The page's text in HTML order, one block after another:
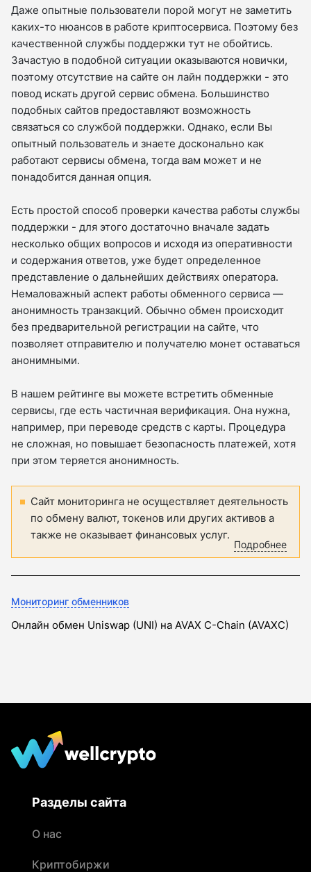
Даже опытные пользователи порой могут не заметить
каких-то нюансов в работе криптосервиса. Поэтому без
качественной службы поддержки тут не обойтись.
Зачастую в подобной ситуации оказываются новички,
поэтому отсутствие на сайте он лайн поддержки - это
повод искать другой сервис обмена. Большинство
подобных сайтов предоставляют возможность
связаться со службой поддержки. Однако, если Вы
опытный пользователь и знаете досконально как
работают сервисы обмена, тогда вам может и не
понадобится данная опция.
Есть простой способ проверки качества работы службы
поддержки - для этого достаточно вначале задать
несколько общих вопросов и исходя из оперативности
и содержания ответов, уже будет определенное
представление о дальнейших действиях оператора.
Немаловажный аспект работы обменного сервиса —
анонимность транзакций. Обычно обмен происходит
без предварительной регистрации на сайте, что
позволяет отправителю и получателю монет оставаться
анонимными.
В нашем рейтинге вы можете встретить обменные
сервисы, где есть частичная верификация. Она нужна,
например, при переводе средств с карты. Процедура
не сложная, но повышает безопасность платежей, хотя
при этом теряется анонимность.
Сайт мониторинга не осуществляет деятельность
по обмену валют, токенов или других активов а
также не оказывает финансовых услуг.
Подробнее
Мониторинг обменников
Онлайн обмен Uniswap (UNI) на AVAX C-Chain (AVAXC)
Разделы сайта
О нас
Криптобиржи